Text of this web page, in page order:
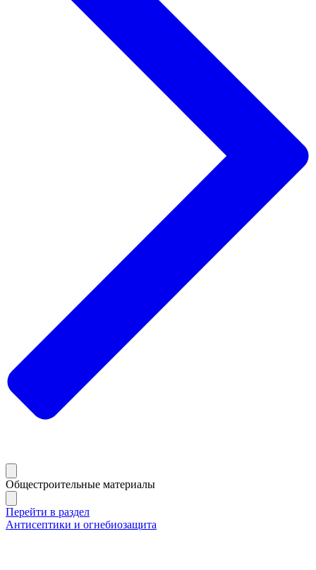
Общестроительные материалы
Перейти в раздел
Антисептики и огнебиозащита